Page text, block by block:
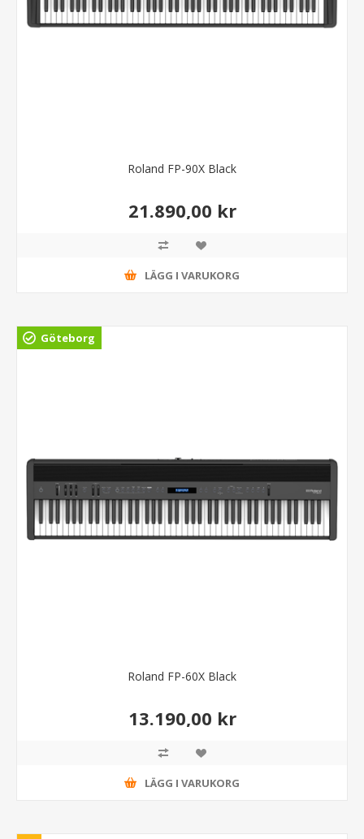
Roland FP-90X Black
21.890,00 kr
LÄGG I VARUKORG
Göteborg
Roland FP-60X Black
13.190,00 kr
LÄGG I VARUKORG